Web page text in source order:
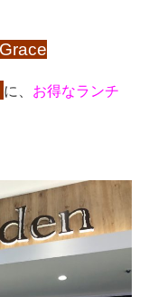
Grace
に、 お得なランチ